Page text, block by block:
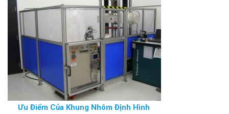
Ưu Điểm Của Khung Nhôm Định Hình